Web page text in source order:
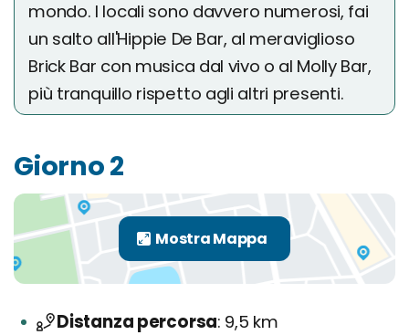
mondo. I locali sono davvero numerosi, fai
un salto all'Hippie De Bar, al meraviglioso
Brick Bar con musica dal vivo o al Molly Bar,
più tranquillo rispetto agli altri presenti.
Giorno 2
Distanza percorsa 9,5 km